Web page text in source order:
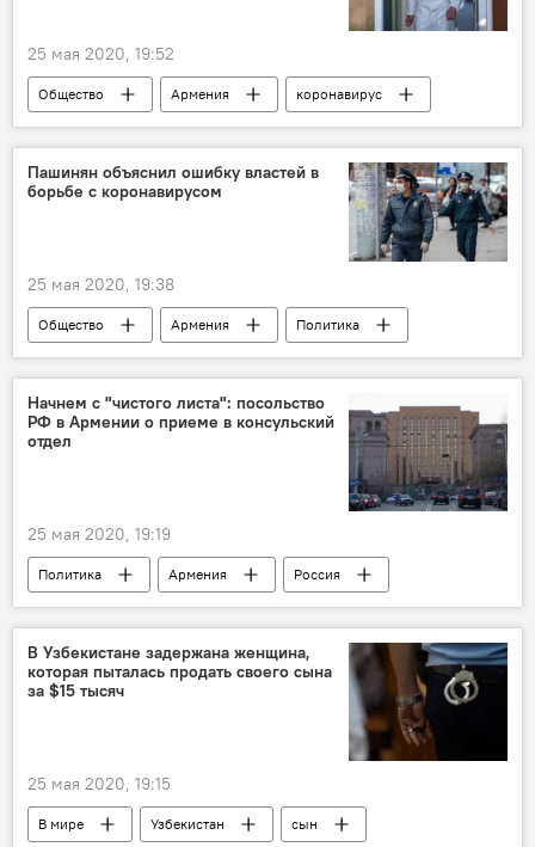
25 мая 2020, 19:52
Общество Армения
коронавирус
Италия
сценарий
Коронавирус в Армении
эксперт
Пашинян объяснил ошибку властей в
борьбе с коронавирусом
25 мая 2020, 19:38
Общество Армения
Политика
Пашинян Никол
коронавирус
Новости Армения
Коронавирус в Армении
Режим ЧП в Армении из-за ситуации с коронавирусом
Начнем с "чистого листа": посольство
РФ в Армении о приеме в консульский
отдел
25 мая 2020, 19:19
Политика Армения
Россия
В мире
посольство
В Узбекистане задержана женщина,
которая пыталась продать своего сына
за $15 тысяч
25 мая 2020, 19:15
В мире Узбекистан
сын